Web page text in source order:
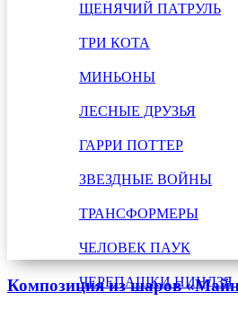
ЩЕНЯЧИЙ ПАТРУЛЬ
ТРИ КОТА
МИНЬОНЫ
ЛЕСНЫЕ ДРУЗЬЯ
ГАРРИ ПОТТЕР
ЗВЕЗДНЫЕ ВОЙНЫ
ТРАНСФОРМЕРЫ
ЧЕЛОВЕК ПАУК
ЧЕРЕПАШКИ НИНДЗЯ
Композиция из шаров